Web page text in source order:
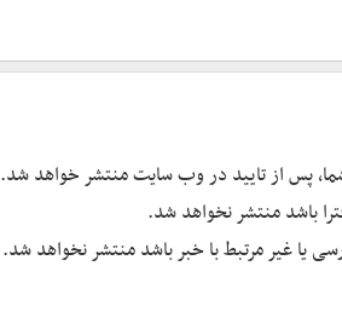
پس از تایید در وب سایت منتشر خواهد شد.
باشد منتشر نخواهد شد.
یا غیر مرتبط با خبر باشد منتشر نخواهد شد.